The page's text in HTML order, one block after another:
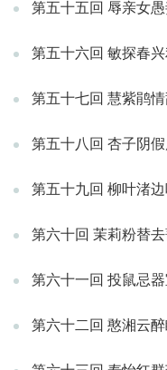
第五十五回 辱亲女
第五十六回 敏探春
第五十七回 慧紫鹃
第五十八回 杏子阴
第五十九回 柳叶渚
第六十回 茉莉粉替
第六十一回 投鼠忌
第六十二回 憨湘云